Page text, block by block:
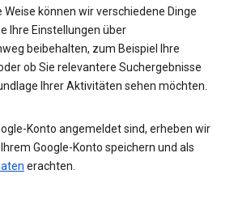
können wir verschiedene Dinge
Ihre Einstellungen über
beibehalten, zum Beispiel Ihre
ob Sie relevantere Suchergebnisse
Ihrer Aktivitäten sehen möchten.
Konto angemeldet sind, erheben wir
Google-Konto speichern und als
erachten.